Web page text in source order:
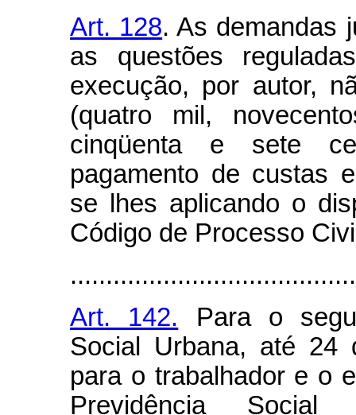
Art. 128. As demandas
as questões
execução, por autor,
(quatro mil,
cinqüenta e sete
pagamento de custas
se lhes aplicando o
Código de Processo
Art. 142. Para o
Social Urbana, até 24
para o trabalhador e o
Previdência